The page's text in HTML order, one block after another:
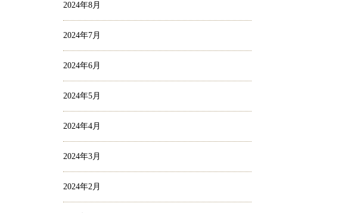
2024年8月
2024年7月
2024年6月
2024年5月
2024年4月
2024年3月
2024年2月